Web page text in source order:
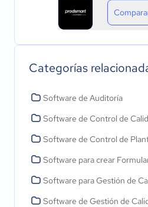
Categorías
Software de Auditoría
Software de Control de
Software de Control de
Software para crear
Software para Gestión de
Software de Gestión de